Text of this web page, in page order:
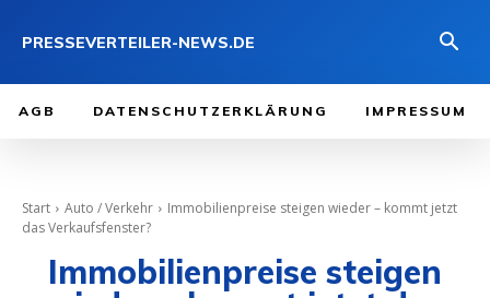
PRESSEVERTEILER-NEWS.DE
AGB DATENSCHUTZERKLÄRUNG IMPRESSUM
Start Auto / Verkehr
Immobilienpreise steigen wieder – kommt jetzt
das Verkaufsfenster?
Immobilienpreise steigen